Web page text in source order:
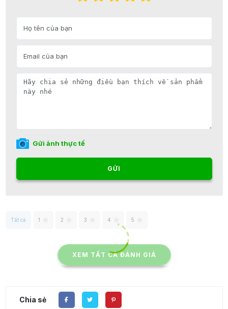
Gửi ảnh thực tế
GỬI
Tất cả 1 2 3 4 5
XEM TẤT CẢ ĐÁNH GIÁ
Chia sẻ